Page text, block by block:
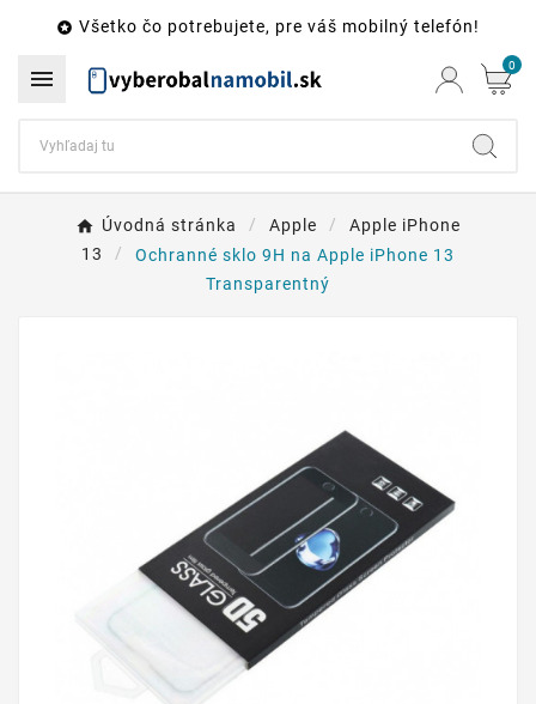
 Všetko čo potrebujete, pre váš mobilný telefón!
 0
Úvodná stránka Apple
Apple iPhone
13
Ochranné sklo 9H na Apple iPhone 13
Transparentný